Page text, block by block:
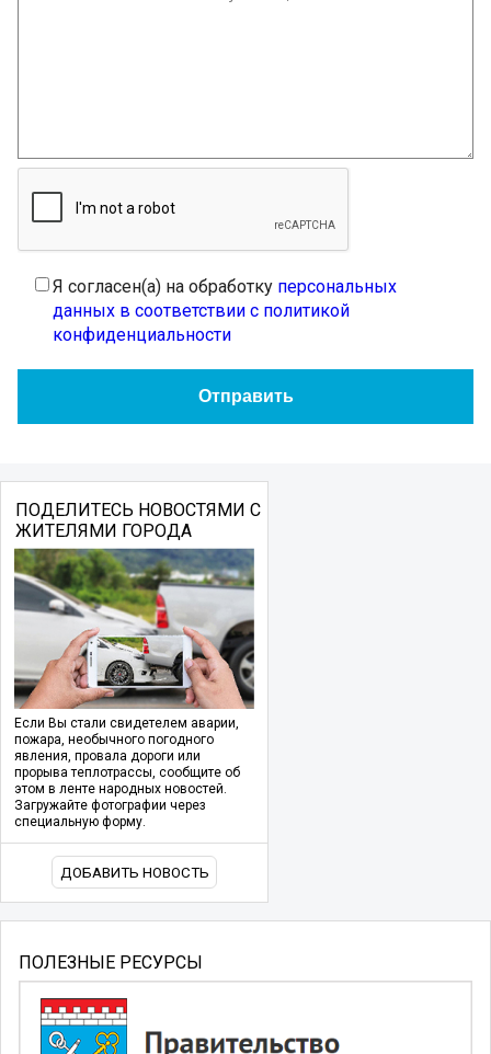
Я согласен(а) на обработку персональных
данных в соответствии с политикой
конфиденциальности
ПОДЕЛИТЕСЬ НОВОСТЯМИ С
ЖИТЕЛЯМИ ГОРОДА
Если Вы стали свидетелем аварии,
пожара, необычного погодного
явления, провала дороги или
прорыва теплотрассы, сообщите об
этом в ленте народных новостей.
Загружайте фотографии через
специальную форму.
ДОБАВИТЬ НОВОСТЬ
ПОЛЕЗНЫЕ РЕСУРСЫ